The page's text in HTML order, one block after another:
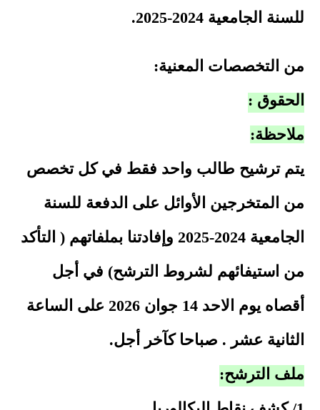
للسنة الجامعية 2024-2025.
من التخصصات المعنية:
الحقوق :
ملاحظة:
يتم ترشيح طالب واحد فقط في كل تخصص
من المتخرجين الأوائل على الدفعة للسنة
الجامعية 2024-2025 وإفادتنا بملفاتهم ( التأكد
من استيفائهم لشروط الترشح) في أجل
أقصاه يوم الاحد 14 جوان 2026 على الساعة
الثانية عشر . صباحا كآخر أجل.
ملف الترشح: